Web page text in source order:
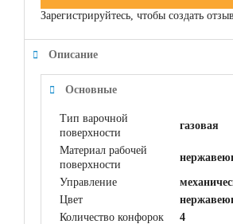
Зарегистрируйтесь, чтобы создать отзыв.
Описание
Основные
Тип варочной
поверхности
газовая
Материал рабочей
поверхности
Управление
Цвет
Количество конфорок
4